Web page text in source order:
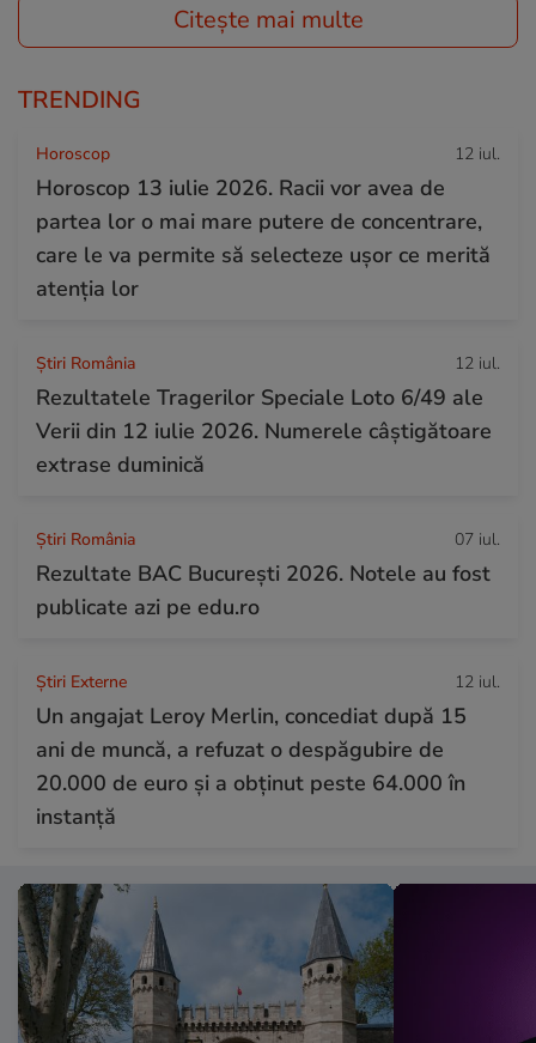
Citește mai multe
TRENDING
Horoscop 12 iul.
Horoscop 13 iulie 2026. Racii vor avea de
partea lor o mai mare putere de concentrare,
care le va permite să selecteze ușor ce merită
atenția lor
Știri România 12 iul.
Rezultatele Tragerilor Speciale Loto 6/49 ale
Verii din 12 iulie 2026. Numerele câștigătoare
extrase duminică
Știri România 07 iul.
Rezultate BAC București 2026. Notele au fost
publicate azi pe edu.ro
Știri Externe 12 iul.
Un angajat Leroy Merlin, concediat după 15
ani de muncă, a refuzat o despăgubire de
20.000 de euro și a obținut peste 64.000 în
instanță